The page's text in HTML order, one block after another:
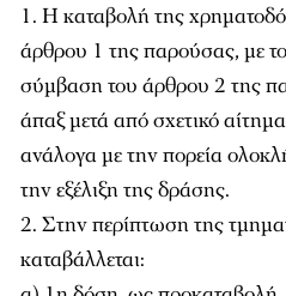
1. Η καταβολή της
άρθρου 1 της παρούσας, με
σύμβαση του άρθρου 2 της
άπαξ μετά από σχετικό
ανάλογα με την πορεία
την εξέλιξη της δράσης.
2. Στην περίπτωση της
καταβάλλεται: